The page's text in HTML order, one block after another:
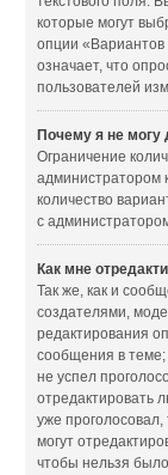
которые могут
опции «Вариантов
означает, что
пользователей
Почему я не могу
Ограничение
администратором
количество
с
Как мне
Так же, как и
создателями,
редактирования
сообщения в теме;
не успел
отредактировать
уже
могут
чтобы нельзя